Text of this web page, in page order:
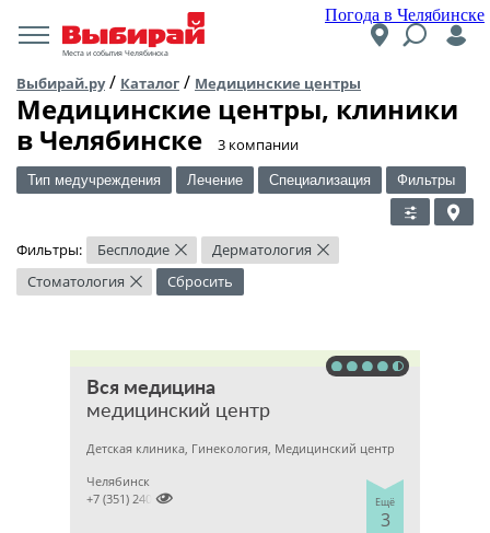
Погода в Челябинске
Места и события Челябинска
Выбирай.ру/ Каталог / Медицинские центры
Медицинские центры, клиники
в Челябинске
​3 компании
Тип медучреждения Лечение Специализация Фильтры
Фильтры: Бесплодие × Дерматология ×
Стоматология × Сбросить
Вся медицина
медицинский центр
Детская клиника, Гинекология, Медицинский центр
Ещё
3
Челябинск

+7 (351) 2400303